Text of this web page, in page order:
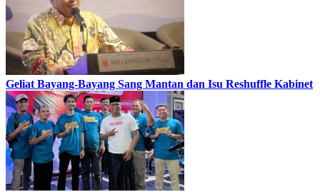
Geliat Bayang-Bayang Sang Mantan dan Isu Reshuffle Kabinet